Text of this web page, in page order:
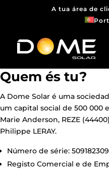
A tua área de
Quem és tu?
A Dome Solar é uma
um capital social de 500 000
Marie Anderson, REZE
Philippe LERAY.
Número de série:
Registo Comercial e de